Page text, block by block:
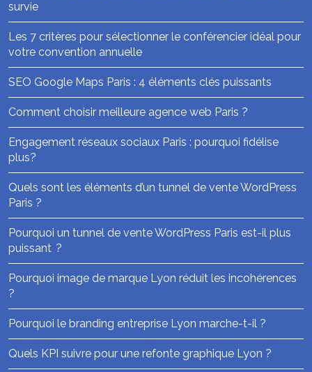
survie
Les 7 critères pour sélectionner le conférencier idéal pour
votre convention annuelle
SEO Google Maps Paris : 4 éléments clés puissants
Comment choisir meilleure agence web Paris ?
Engagement réseaux sociaux Paris : pourquoi fidélise
plus?
Quels sont les éléments d’un tunnel de vente WordPress
Paris ?
Pourquoi un tunnel de vente WordPress Paris est-il plus
puissant ?
Pourquoi image de marque Lyon réduit les incohérences
?
Pourquoi le branding entreprise Lyon marche-t-il ?
Quels KPI suivre pour une refonte graphique Lyon ?